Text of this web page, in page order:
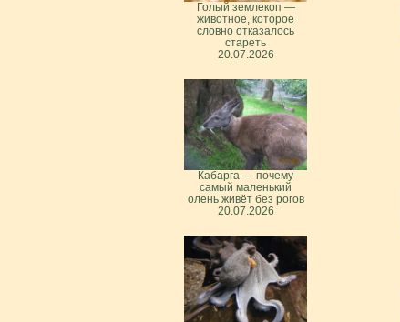
Голый землекоп —
животное, которое
словно отказалось
стареть
20.07.2026
Кабарга — почему
самый маленький
олень живёт без рогов
20.07.2026